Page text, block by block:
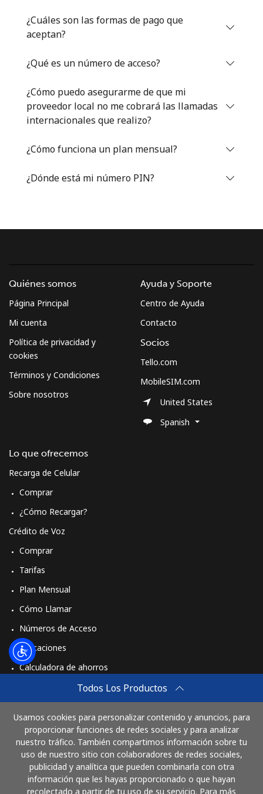
Iniciar Sesión
¿Cuáles son las formas de pago que
aceptan?
¿Qué es un número de acceso?
¿Cómo puedo asegurarme de que mi
proveedor local no me cobrará las llamadas
internacionales que realizo?
¿Cómo funciona un plan mensual?
¿Dónde está mi número PIN?
Todos Los Productos
Usamos cookies para personalizar contenido y anuncios, para
proporcionar funciones de redes sociales y para analizar
nuestro tráfico. También compartimos información sobre tu
uso de nuestro sitio con colaboradores de redes sociales,
publicidad y analítica que pueden combinarla con otra
información que les hayas proporcionado o que hayan
recolectado a partir de tu uso de su servicio. Para más
Quiénes somos
Página Principal
Mi cuenta
Política de privacidad y
cookies
Términos y Condiciones
Sobre nosotros
Lo que ofrecemos
Recarga de Celular
Comprar
¿Cómo Recargar?
Crédito de Voz
Comprar
Tarifas
Plan Mensual
Cómo Llamar
Números de Acceso
Aplicaciones
Calculadora de ahorros
Comprar
Cómo funciona
Ayuda y Soporte
Centro de Ayuda
Contacto
Socios
Tello.com
MobileSIM.com
United States
Spanish
Paga con